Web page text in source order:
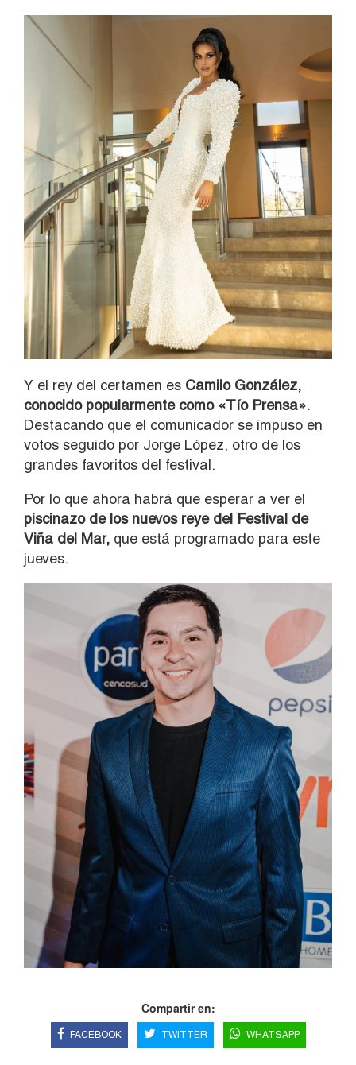
Y el rey del certamen es Camilo González,
conocido popularmente como «Tío Prensa».
Destacando que el comunicador se impuso en
votos seguido por Jorge López, otro de los
grandes favoritos del festival.
Por lo que ahora habrá que esperar a ver el
piscinazo de los nuevos reye del Festival de
Viña del Mar, que está programado para este
jueves.
Compartir en:
FACEBOOK TWITTER WHATSAPP